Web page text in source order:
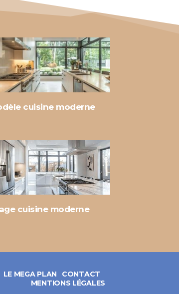
cuisine moderne
cuisine moderne
LE MEGA PLAN
CONTACT
MENTIONS LÉGALES